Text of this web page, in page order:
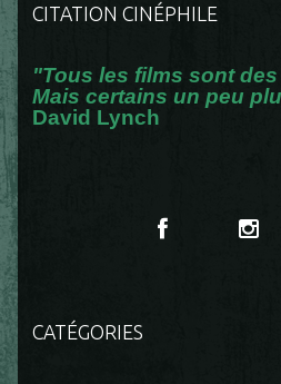
CITATION CINÉPHILE
"Tous les films sont des
Mais certains un peu
David Lynch
CATÉGORIES